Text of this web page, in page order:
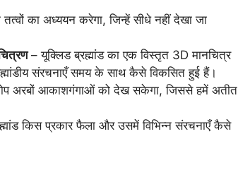
का अध्ययन करेगा, जिन्हें सीधे नहीं देखा जा
– यूक्लिड ब्रह्मांड का एक विस्तृत 3D मानचित्र
संरचनाएँ समय के साथ कैसे विकसित हुई हैं।
अरबों आकाशगंगाओं को देख सकेगा, जिससे हमें अतीत
किस प्रकार फैला और उसमें विभिन्न संरचनाएँ कैसे